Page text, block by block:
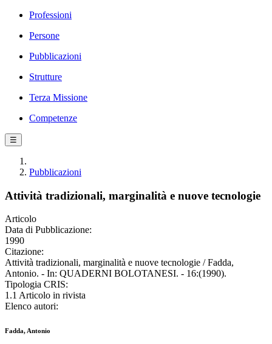
Professioni
Persone
Pubblicazioni
Strutture
Terza Missione
Competenze
☰
Pubblicazioni
Attività tradizionali, marginalità e nuove tecnologie
Articolo
Data di Pubblicazione:
1990
Citazione:
Attività tradizionali, marginalità e nuove tecnologie / Fadda,
Antonio. - In: QUADERNI BOLOTANESI. - 16:(1990).
Tipologia CRIS:
1.1 Articolo in rivista
Elenco autori:
Fadda, Antonio